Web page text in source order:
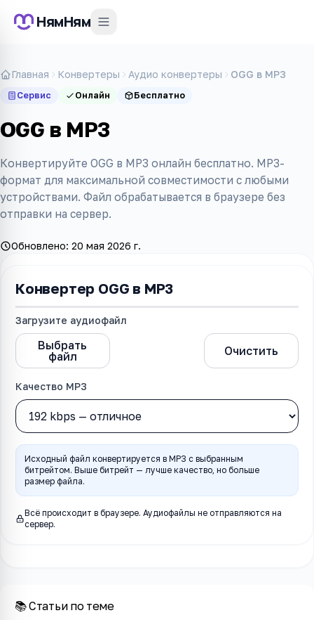
НямНям
Главная Конвертеры Аудио конвертеры OGG в MP3
Сервис Онлайн Бесплатно
OGG в MP3
Конвертируйте OGG в MP3 онлайн бесплатно. MP3-
формат для максимальной совместимости с любыми
устройствами. Файл обрабатывается в браузере без
отправки на сервер.
Обновлено: 20 мая 2026 г.
Конвертер OGG в MP3
Загрузите аудиофайл
Выбрать
файл
Очистить
Качество MP3
Исходный файл конвертируется в MP3 с выбранным
битрейтом. Выше битрейт — лучше качество, но больше
размер файла.
Всё происходит в браузере. Аудиофайлы не отправляются на
сервер.
📚 Статьи по теме